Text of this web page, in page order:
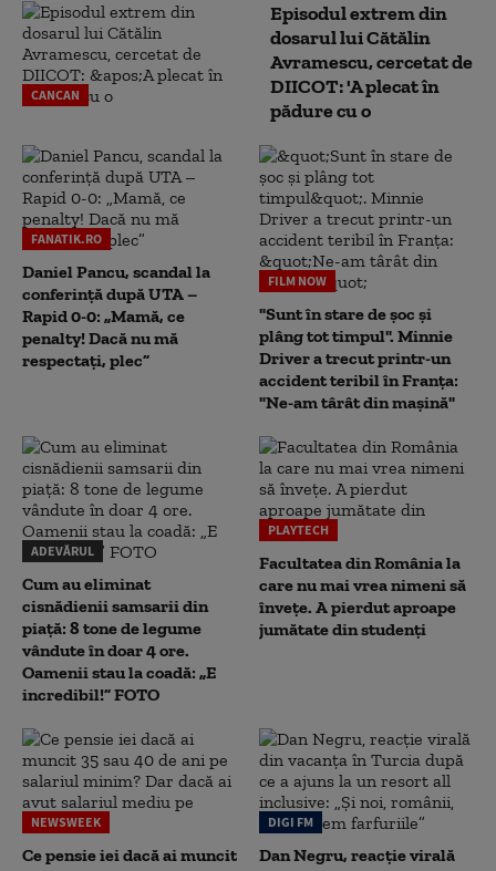
CANCAN
Episodul extrem din
dosarul lui Cătălin
Avramescu, cercetat de
DIICOT: 'A plecat în
pădure cu o
FANATIK.RO
Daniel Pancu, scandal la
conferință după UTA –
Rapid 0-0: „Mamă, ce
penalty! Dacă nu mă
respectați, plec”
FILM NOW
"Sunt în stare de șoc și
plâng tot timpul". Minnie
Driver a trecut printr-un
accident teribil în Franța:
"Ne-am târât din mașină"
ADEVĂRUL
Cum au eliminat
cisnădienii samsarii din
piață: 8 tone de legume
vândute în doar 4 ore.
Oamenii stau la coadă: „E
incredibil!” FOTO
PLAYTECH
Facultatea din România la
care nu mai vrea nimeni să
înveţe. A pierdut aproape
jumătate din studenţi
NEWSWEEK
Ce pensie iei dacă ai muncit
DIGI FM
Dan Negru, reacție virală